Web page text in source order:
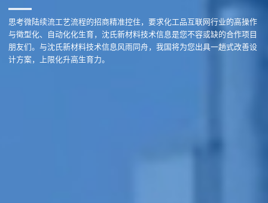
思考微陆续流工艺流程的招商精准控住，要求化工品互联网行业的高操作
与徵型化、自动化化生育，沈氏新材料技术信息是您不容或缺的合作项目
朋友们。与沈氏新材料技术信息风雨同舟，我国将为您出具一趟式改善设
计方案，上限化升高生育力。